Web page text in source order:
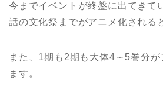
今までイベントが終盤に出てきて
話の文化祭までがアニメ化される
また、1期も2期も大体4～5巻分
ます。